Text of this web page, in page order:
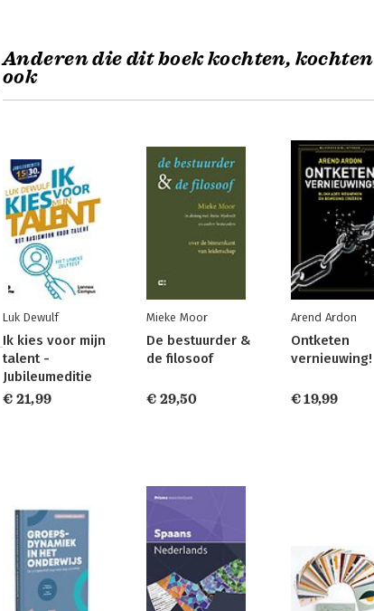
Anderen die dit boek kochten, kochten
ook
Luk Dewulf
Ik kies voor mijn
talent -
Jubileumeditie
€ 21,99
Mieke Moor
De bestuurder &
de filosoof
€ 29,50
Arend Ardon
Ontketen
vernieuwing!
€ 19,99